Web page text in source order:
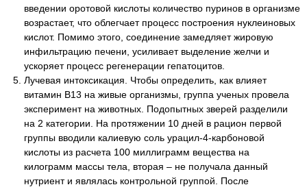
введении оротовой кислоты количество пуринов в организме
возрастает, что облегчает процесс построения нуклеиновых
кислот. Помимо этого, соединение замедляет жировую
инфильтрацию печени, усиливает выделение желчи и
ускоряет процесс регенерации гепатоцитов.
Лучевая интоксикация. Чтобы определить, как влияет
витамин B13 на живые организмы, группа ученых провела
эксперимент на животных. Подопытных зверей разделили
на 2 категории. На протяжении 10 дней в рацион первой
группы вводили калиевую соль урацил-4-карбоновой
кислоты из расчета 100 миллиграмм вещества на
килограмм массы тела, вторая – не получала данный
нутриент и являлась контрольной группой. После